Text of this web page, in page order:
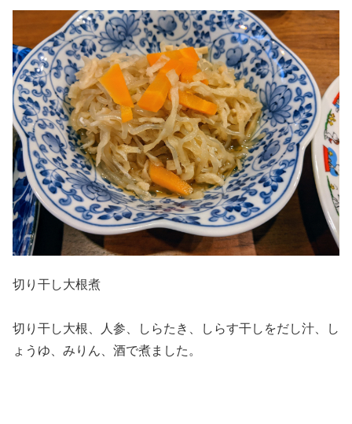
切り干し大根煮
切り干し大根、人参、しらたき、しらす干しをだし汁、し
ょうゆ、みりん、酒で煮ました。